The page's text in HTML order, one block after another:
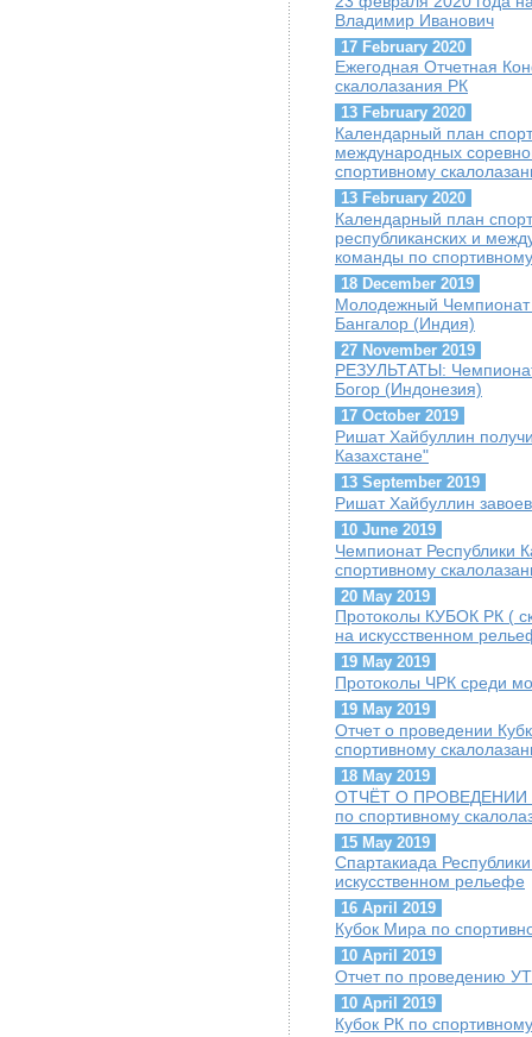
Владимир Иванович
17 February 2020
Ежегодная Отчетная
скалолазания РК
13 February 2020
Календарный план
международных
спортивному
13 February 2020
Календарный план
республиканских и
команды по
18 December 2019
Молодежный Чемпионат
Бангалор (Индия)
27 November 2019
РЕЗУЛЬТАТЫ:
Богор (Индонезия)
17 October 2019
Ришат Хайбуллин
Казахстане"
13 September 2019
Ришат Хайбуллин
10 June 2019
Чемпионат Республики
спортивному
20 May 2019
Протоколы КУБОК РК (
на искусственном
19 May 2019
Протоколы ЧРК среди
19 May 2019
Отчет о проведении
спортивному
18 May 2019
ОТЧЁТ О ПРОВЕДЕНИИ
по спортивному
15 May 2019
Спартакиада
искусственном рельефе
16 April 2019
Кубок Мира по
10 April 2019
Отчет по проведению
10 April 2019
Кубок РК по